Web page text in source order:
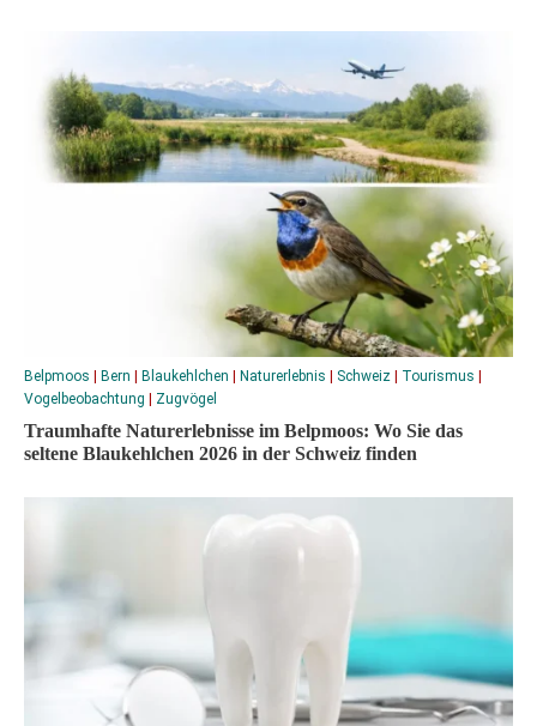
Belpmoos Bern Blaukehlchen Naturerlebnis Schweiz Tourismus
Vogelbeobachtung
Zugvögel
Traumhafte Naturerlebnisse im Belpmoos: Wo Sie das
seltene Blaukehlchen 2026 in der Schweiz finden